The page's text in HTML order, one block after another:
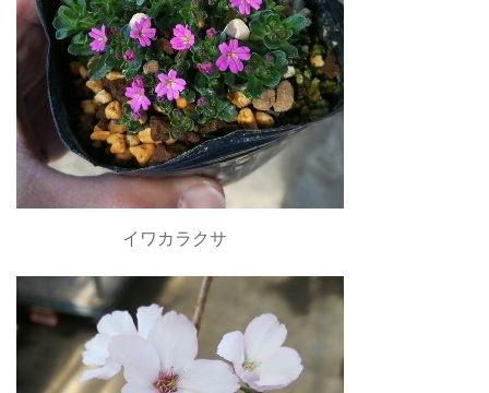
イワカラクサ